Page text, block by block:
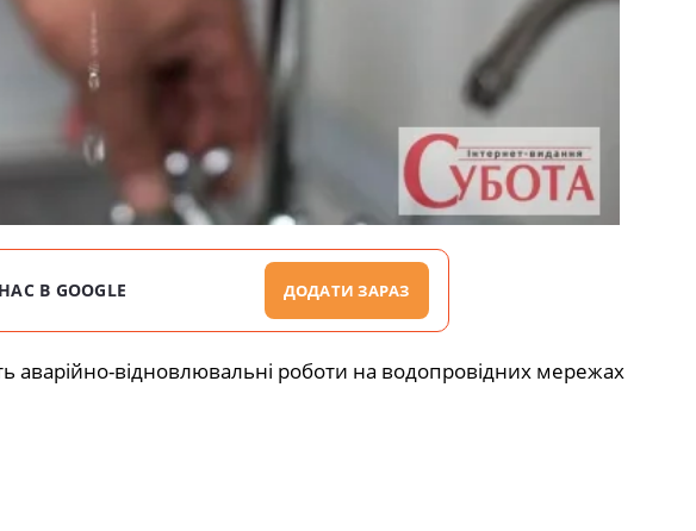
В GOOGLE ДОДАТИ ЗАРАЗ
відновлювальні роботи на водопровідних мережах